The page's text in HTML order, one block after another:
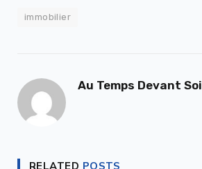
immobilier
Au Temps Devant Soi
RELATED POSTS